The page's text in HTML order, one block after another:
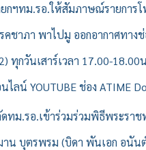
กฯทม.รอ.ให้สัมภาษณ์รายการ
คชาภา พาไปมู ออกอากาศทาง
ทุกวันเสาร์เวลา 17.00-18.00
ไลน์ YOUTUBE ช่อง ATIME
ทม.รอ.เข้าร่วมร่วมพิธีพระรา
าน บุตรพรม (บิดา พันเอก อนัน